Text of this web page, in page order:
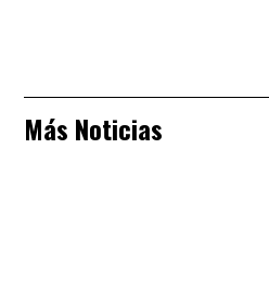
Más Noticias